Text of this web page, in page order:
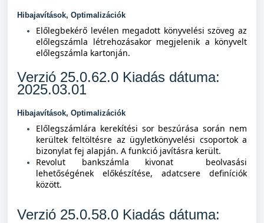
Hibajavítások, Optimalizációk
Előlegbekérő levélen megadott könyvelési szöveg az
előlegszámla létrehozásakor megjelenik a könyvelt
előlegszámla kartonján.
Verzió 25.0.62.0 Kiadás dátuma:
2025.03.01
Hibajavítások, Optimalizációk
Előlegszámlára kerekítési sor beszúrása során nem
kerültek feltöltésre az ügyletkönyvelési csoportok a
bizonylat fej alapján. A funkció javításra került.
Revolut bankszámla kivonat beolvasási
lehetőségének előkészítése, adatcsere definíciók
között.
Verzió 25.0.58.0 Kiadás dátuma: